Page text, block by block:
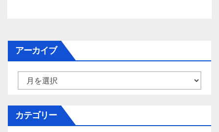
アーカイブ
ー
イ
カテゴリー